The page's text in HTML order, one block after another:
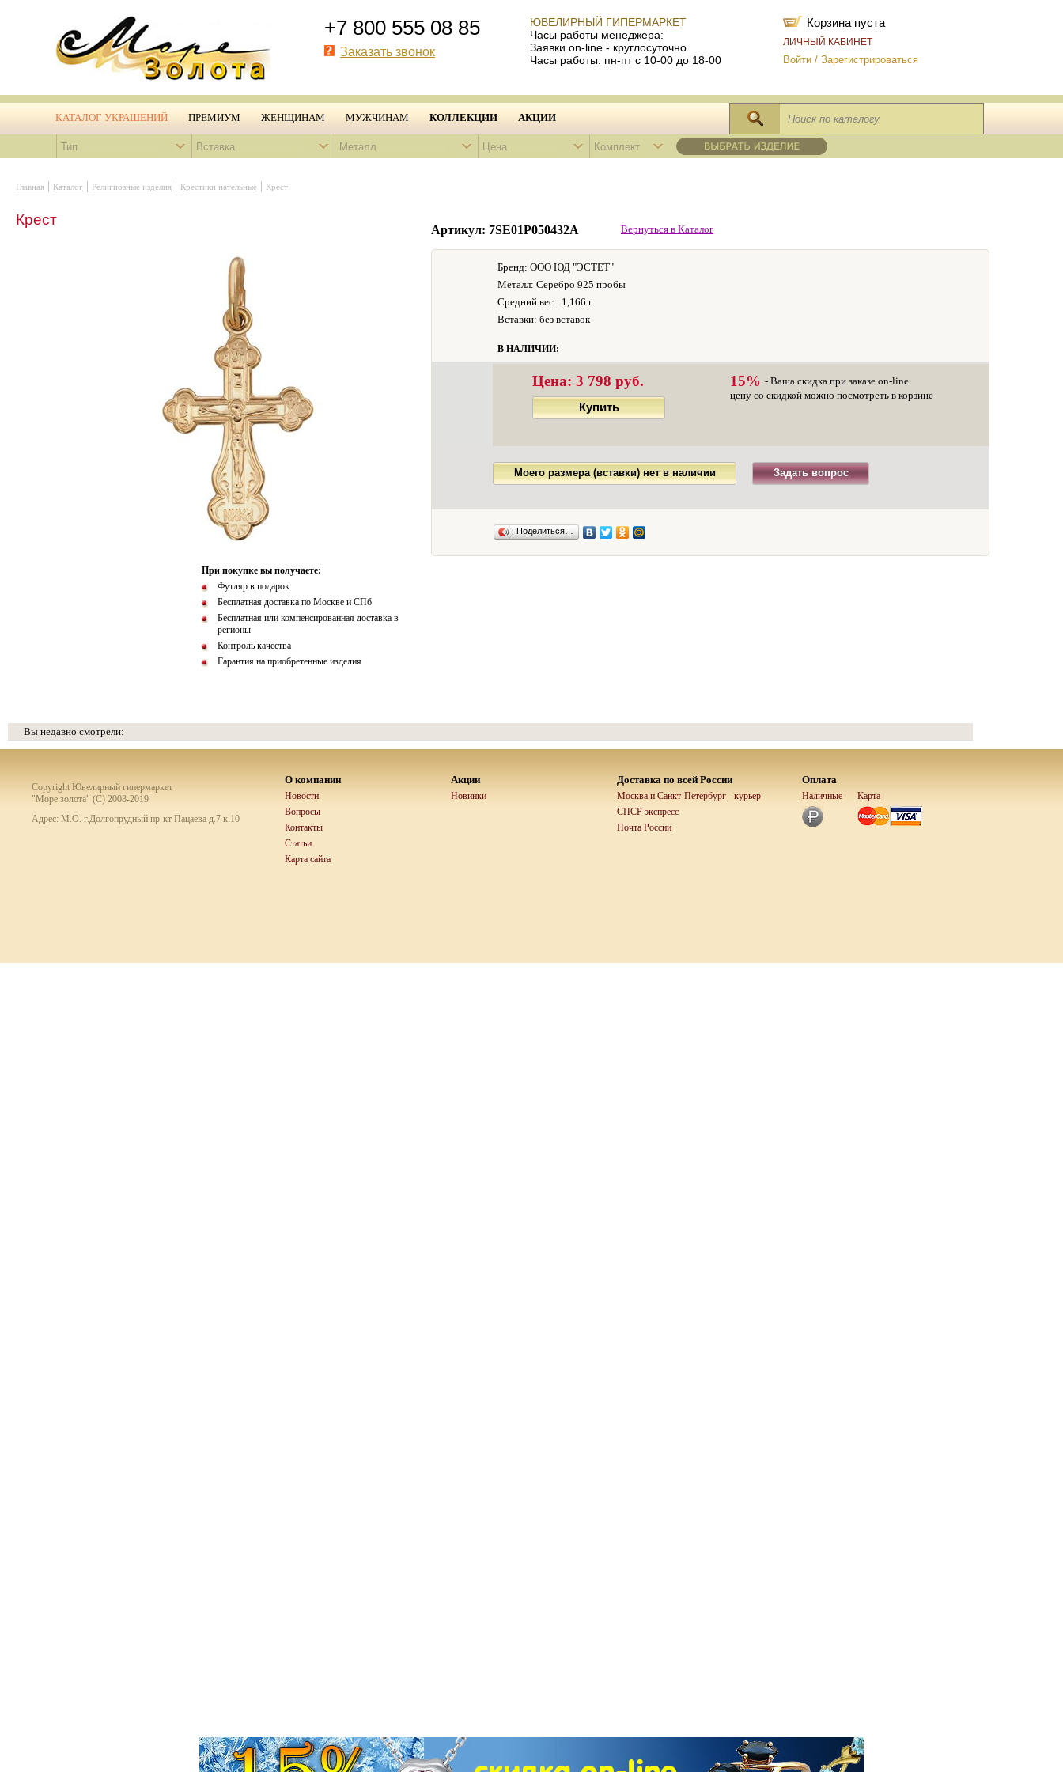
+7 800 555 08 85
Заказать звонок
ЮВЕЛИРНЫЙ ГИПЕРМАРКЕТ
Часы работы менеджера:
Заявки on-line - круглосуточно
Часы работы: пн-пт с 10-00 до 18-00
Корзина пуста
ЛИЧНЫЙ КАБИНЕТ
Войти / Зарегистрироваться
КАТАЛОГ УКРАШЕНИЙ ПРЕМИУМ ЖЕНЩИНАМ МУЖЧИНАМ КОЛЛЕКЦИИ АКЦИИ
Тип Вставка Металл Цена Комплект
Главная | Каталог | Религиозные изделия | Крестики нательные | Крест
Крест
При покупке вы получаете:
Футляр в подарок
Бесплатная доставка по Москве и СПб
Бесплатная или компенсированная доставка в
регионы
Контроль качества
Гарантия на приобретенные изделия
Артикул: 7SE01Р050432А Вернуться в Каталог
Бренд: ООО ЮД "ЭСТЕТ"
Металл: Серебро 925 пробы
Средний вес: 1,166 г.
Вставки: без вставок
В НАЛИЧИИ:
Цена: 3 798 руб.
Купить
15% - Ваша скидка при заказе on-line
цену со скидкой можно посмотреть в корзине
Моего размера (вставки) нет в наличии Задать вопрос
Поделиться…
Вы недавно смотрели:
Copyright Ювелирный гипермаркет
"Море золота" (C) 2008-2019
Адрес: М.О. г.Долгопрудный пр-кт Пацаева д.7 к.10
О компании
Новости
Вопросы
Контакты
Статьи
Карта сайта
Акции
Новинки
Доставка по всей России
Москва и Санкт-Петербург - курьер
СПСР экспресс
Почта России
Оплата
Наличные Карта